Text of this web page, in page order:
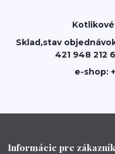
Sklad,stav
421 948 212
e-shop:
Informácie pre